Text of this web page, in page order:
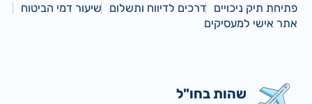
פתיחת תיק ניכויים דרכים לדיווח ותשלום
שיעור דמי הביטוח
אתר אישי למעסיקים
שהות בחו"ל